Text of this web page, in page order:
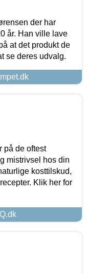
der har
år. Han ville lave
at det produkt de
se deres udvalg.
på de oftest
mistrivsel hos din
kosttilskud,
Klik her for